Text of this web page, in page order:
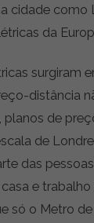
cidade como
da
surgiram
distância
planos de
de
das
e
só o Metro